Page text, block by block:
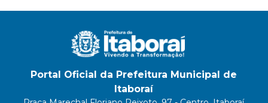
Portal Oficial da Prefeitura Municipal de
Itaboraí